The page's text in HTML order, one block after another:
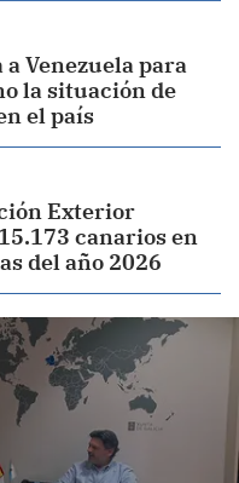
Venezuela para
la situación de
el país
Exterior
canarios en
del año 2026